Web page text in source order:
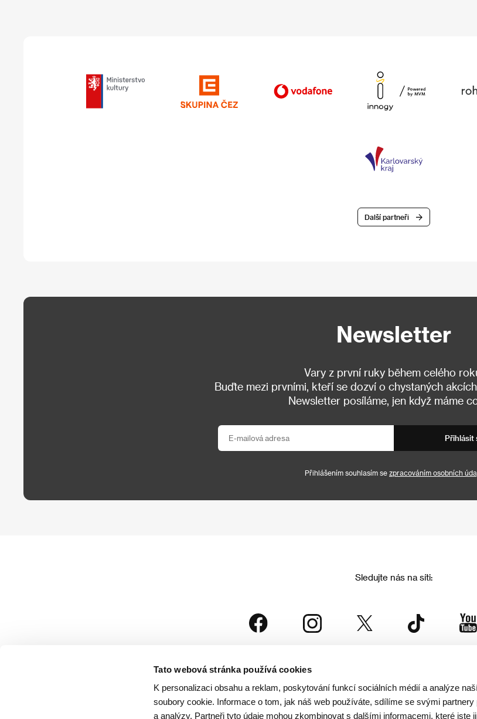
Tato webová stránka používá cookies
K personalizaci obsahu a reklam, poskytování funkcí sociálních médií a analýze
soubory cookie. Informace o tom, jak náš web používáte, sdílíme se svými
a analýzy. Partneři tyto údaje mohou zkombinovat s dalšími informacemi, které jste
Další partneři
Newsletter
Vary z první ruky během celého
Buďte mezi prvními, kteří se dozví o chystaných
Newsletter posíláme, jen když máme
Přihlásit
Přihlášením souhlasím se zpracováním osobních
Sledujte nás na síti:
je součástí rodiny KVIFF Group, která zastřešuje i